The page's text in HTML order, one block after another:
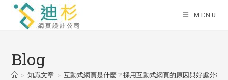
Skip
content
MENU
Blog
> 知識文章 > 互動式網頁是什麼？採用互動式網頁的原因與好處分析